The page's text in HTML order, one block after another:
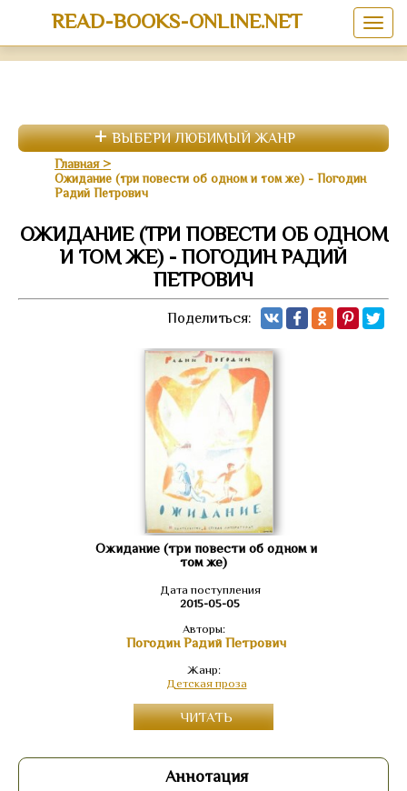
READ-BOOKS-ONLINE.NET
ВЫБЕРИ ЛЮБИМЫЙ ЖАНР
Главная
Ожидание (три повести об одном и том же) - Погодин
Радий Петрович
ОЖИДАНИЕ (ТРИ ПОВЕСТИ ОБ ОДНОМ
И ТОМ ЖЕ) - ПОГОДИН РАДИЙ
ПЕТРОВИЧ
Поделиться:
Ожидание (три повести об одном и
том же)
Дата поступления
2015-05-05
Авторы:
Погодин Радий Петрович
Жанр:
Детская проза
ЧИТАТЬ
Аннотация